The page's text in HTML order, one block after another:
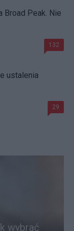
Broad Peak. Nie
132
ustalenia
29
wybrać